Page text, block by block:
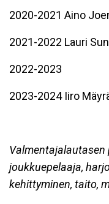
2020-2021 Aino
2021-2022 Lauri
2022-2023
2023-2024 Iiro
Valmentajalautasen
joukkuepelaaja,
kehittyminen, taito,